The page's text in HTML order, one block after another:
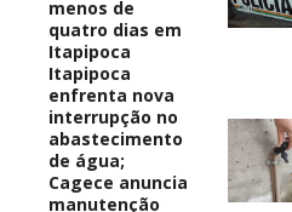
menos de
quatro dias em
Itapipoca
Itapipoca
enfrenta nova
interrupção no
abastecimento
de água;
Cagece anuncia
manutenção